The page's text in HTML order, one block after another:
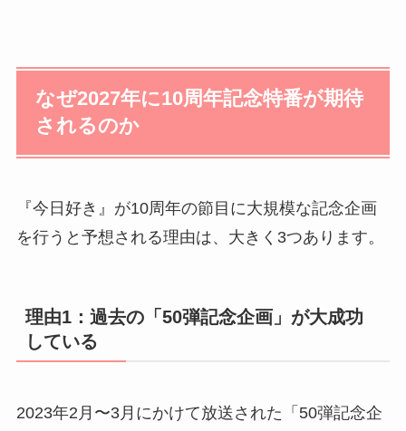
なぜ2027年に10周年記念特番が期待
されるのか
『今日好き』が10周年の節目に大規模な記念企画
を行うと予想される理由は、大きく3つあります。
理由1：過去の「50弾記念企画」が大成功
している
2023年2月〜3月にかけて放送された「50弾記念企